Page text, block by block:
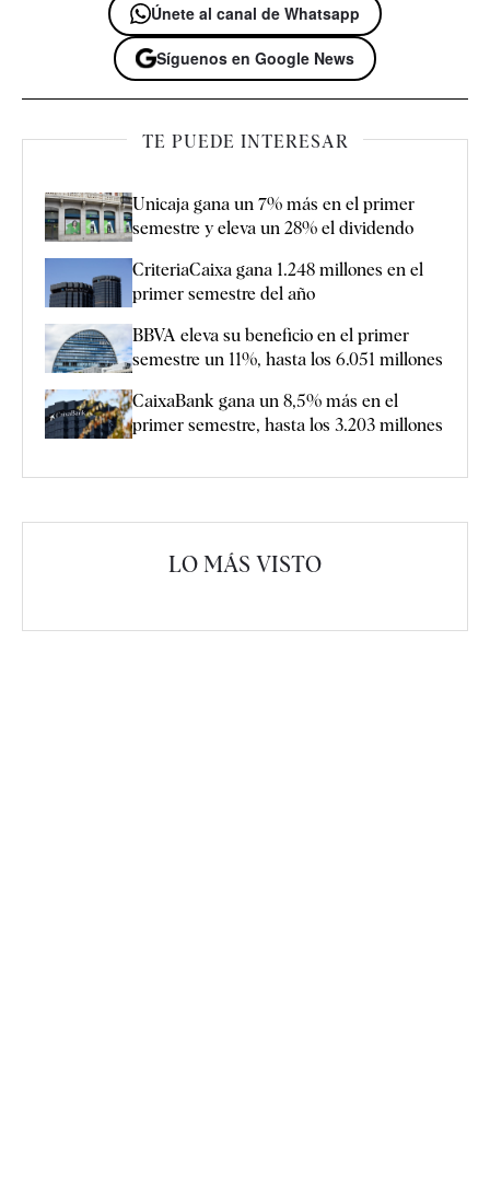
Únete al canal de Whatsapp
Síguenos en Google News
TE PUEDE INTERESAR
Unicaja gana un 7% más en el primer
semestre y eleva un 28% el dividendo
CriteriaCaixa gana 1.248 millones en el
primer semestre del año
BBVA eleva su beneficio en el primer
semestre un 11%, hasta los 6.051 millones
CaixaBank gana un 8,5% más en el
primer semestre, hasta los 3.203 millones
LO MÁS VISTO